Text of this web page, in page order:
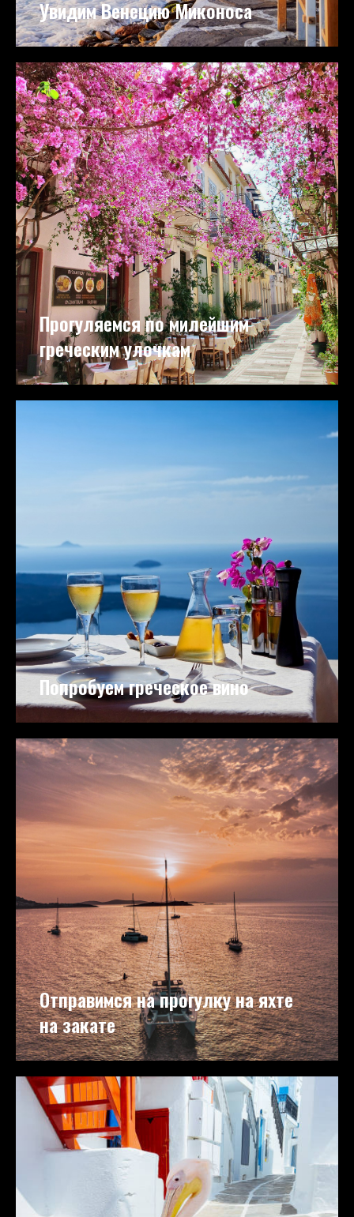
Увидим Венецию Миконоса
Прогуляемся по милейшим
греческим улочкам
Попробуем греческое вино
Отправимся на прогулку на яхте
на закате